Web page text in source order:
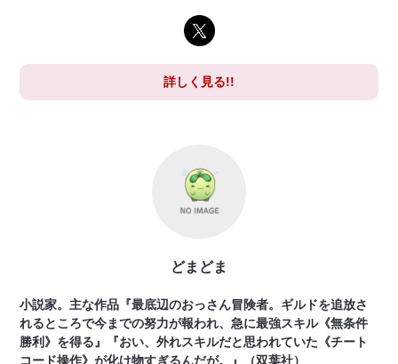
詳しく見る!!
どまどま
小説家。主な作品『最底辺のおっさん冒険者。ギルドを追放さ
れるところで今までの努力が報われ、急に最強スキル《無条件
勝利》を得る』『おい、外れスキルだと思われていた《チート
コード操作》が化け物すぎるんだが。』（双葉社）